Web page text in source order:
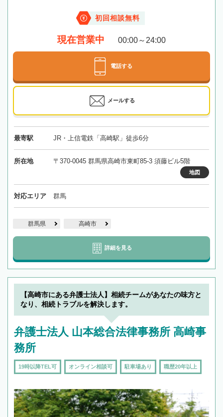
初回相談無料
現在営業中 00:00～24:00
電話する
メールする
最寄駅 JR・上信電鉄「高崎駅」徒歩6分
所在地 〒370-0045 群馬県高崎市東町85-3 須藤ビル5階
地図
対応エリア 群馬
群馬県 高崎市
詳細を見る
【高崎市にある弁護士法人】相続チームがあなたの味方と
なり、相続トラブルを解決します。
弁護士法人 山本総合法律事務所 高崎事
務所
19時以降TEL可 オンライン相談可 駐車場あり 職歴20年以上